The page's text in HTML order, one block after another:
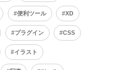
便利ツール XD
プラグイン CSS
イラスト